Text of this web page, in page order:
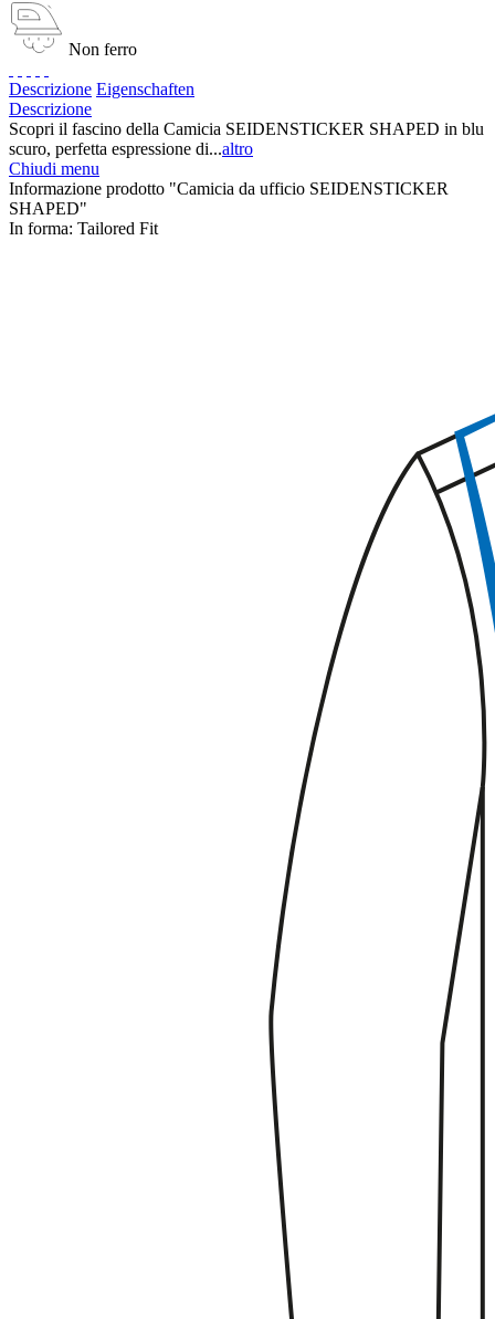
Non ferro
Descrizione Eigenschaften
Descrizione
Scopri il fascino della Camicia SEIDENSTICKER SHAPED in blu
scuro, perfetta espressione di...altro
Chiudi menu
Informazione prodotto "Camicia da ufficio SEIDENSTICKER
SHAPED"
In forma: Tailored Fit